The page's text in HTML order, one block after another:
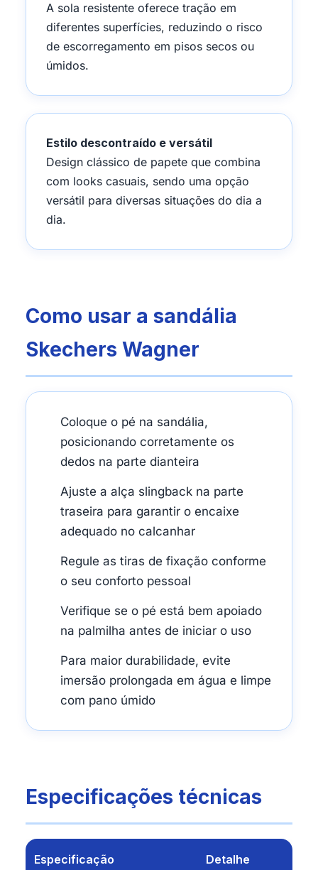
A sola resistente oferece tração em
diferentes superfícies, reduzindo o risco
de escorregamento em pisos secos ou
úmidos.
Estilo descontraído e versátil
Design clássico de papete que combina
com looks casuais, sendo uma opção
versátil para diversas situações do dia a
dia.
Como usar a sandália
Skechers Wagner
Coloque o pé na sandália,
posicionando corretamente os
dedos na parte dianteira
Ajuste a alça slingback na parte
traseira para garantir o encaixe
adequado no calcanhar
Regule as tiras de fixação conforme
o seu conforto pessoal
Verifique se o pé está bem apoiado
na palmilha antes de iniciar o uso
Para maior durabilidade, evite
imersão prolongada em água e limpe
com pano úmido
Especificações técnicas
Especificação Detalhe